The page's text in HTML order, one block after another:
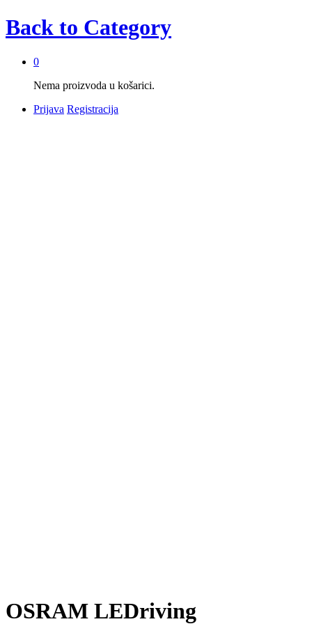
Back to Category
0
Nema proizvoda u košarici.
Prijava Registracija
OSRAM LEDriving